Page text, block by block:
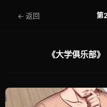
← 返回
《大学俱乐部》